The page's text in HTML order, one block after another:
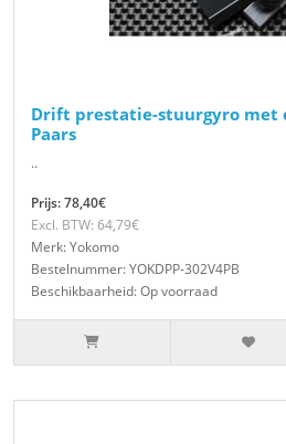
Drift prestatie-stuurgyro met
Paars
..
Prijs: 78,40€
Excl. BTW: 64,79€
Merk: Yokomo
Bestelnummer: YOKDPP-302V4PB
Beschikbaarheid: Op voorraad